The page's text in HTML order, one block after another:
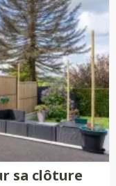
sa clôture